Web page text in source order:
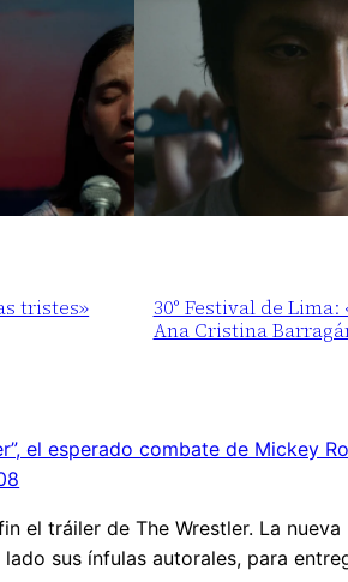
tristes»
30° Festival de Lima:
Ana Cristina
el esperado combate de Mickey
el tráiler de The Wrestler. La
sus ínfulas autorales, para